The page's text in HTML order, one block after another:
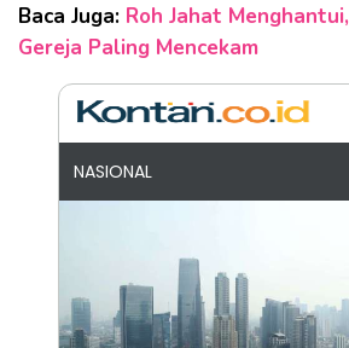
Baca Juga: Roh Jahat
Gereja Paling Mencekam
NASIONAL